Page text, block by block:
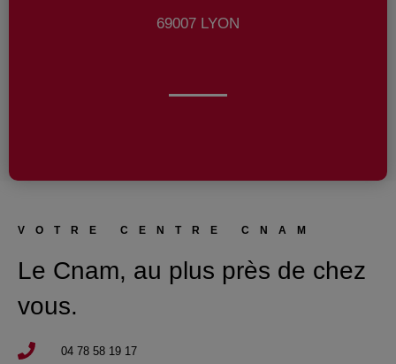
69007 LYON
VOTRE CENTRE CNAM
Le Cnam, au plus près de chez
vous.
04 78 58 19 17​